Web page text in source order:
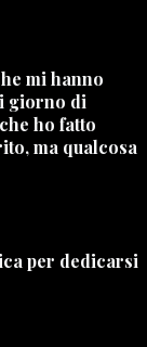
mi hanno
giorno di
ho fatto
ma qualcosa
per dedicarsi